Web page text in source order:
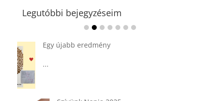
Legutóbbi bejegyzéseim
Ádvent 1. vasárnapja🌟